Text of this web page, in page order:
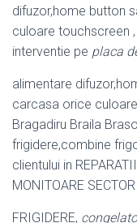
difuzor,home button
culoare touchscreen
interventie pe placa
alimentare
carcasa orice
Bragadiru Braila
frigidere,combine
clientului in
MONITOARE
FRIGIDERE,